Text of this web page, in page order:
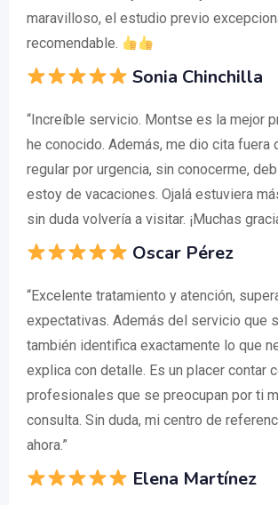
maravilloso, el estudio previo
recomendable.
Sonia Chinchilla
“Increíble servicio. Montse es la mejor
he conocido. Además, me dio cita fuera
regular por urgencia, sin conocerme,
estoy de vacaciones. Ojalá estuviera
sin duda volvería a visitar. ¡Muchas
Oscar Pérez
“Excelente tratamiento y atención,
expectativas. Además del servicio que
también identifica exactamente lo que
explica con detalle. Es un placer contar
profesionales que se preocupan por ti
consulta. Sin duda, mi centro de
ahora.”
Elena Martínez